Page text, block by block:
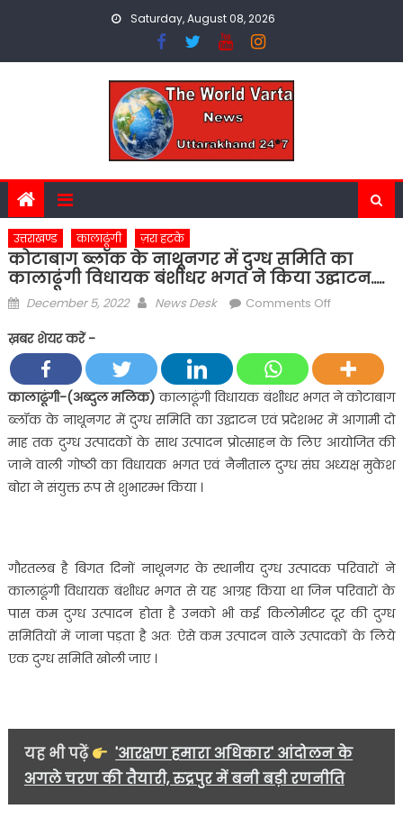
Saturday, August 08, 2026
उत्तराखण्ड कालाढूंगी ज़रा हटके
कोटाबाग ब्लॉक के नाथूनगर में दुग्ध समिति का
कालाढूंगी विधायक बंशीधर भगत ने किया उद्घाटन…..
Posted
December 5, 2022 Author
News Desk Comments Offon
के
नाथूनगर
में
दुग्ध
समिति
का
ने
किया
उद्घाटन…..
ख़बर शेयर करें -
कालाढूंगी-(अब्दुल मलिक)कालाढूंगी विधायक बंशीधर भगत ने कोटाबाग
ब्लॉक के नाथूनगर में दुग्ध समिति का उद्घाटन एवं प्रदेशभर में आगामी दो
माह तक दुग्ध उत्पादकों के साथ उत्पादन प्रोत्साहन के लिए आयोजित की
जाने वाली गोष्ठी का विधायक भगत एवं नैनीताल दुग्ध संघ अध्यक्ष मुकेश
बोरा ने संयुक्त रूप से शुभारम्भ किया ।
गौरतलब है बिगत दिनों नाथूनगर के स्थानीय दुग्ध उत्पादक परिवारों ने
कालाढूंगी विधायक बंशीधर भगत से यह आग्रह किया था जिन परिवारों के
पास कम दुग्ध उत्पादन होता है उनको भी कई किलोमीटर दूर की दुग्ध
समितियों में जाना पड़ता है अतः ऐसे कम उत्पादन वाले उत्पादकों के लिये
एक दुग्ध समिति खोली जाए ।
यह भी पढ़ें
'आरक्षण हमारा अधिकार' आंदोलन के
अगले चरण की तैयारी, रुद्रपुर में बनी बड़ी रणनीति